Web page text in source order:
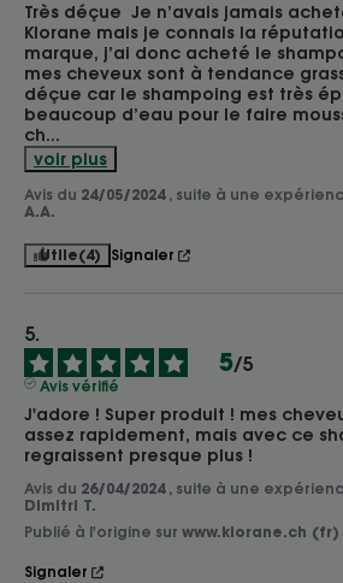
Très déçue  Je n’avais jamais
Klorane mais je connais la
marque, j’ai donc acheté le
mes cheveux sont à tendance
déçue car le shampoing est très
beaucoup d’eau pour le faire
ch...
voir plus
Avis du 24/05/2024 , suite à une
A.A.
Utile(4) Signaler
5/5
Avis vérifié
J'adore ! Super produit ! mes
assez rapidement, mais avec ce
regraissent presque plus !
Avis du 26/04/2024 , suite à une
Dimitri T.
Publié à l'origine sur www.klorane.ch (fr)
Signaler